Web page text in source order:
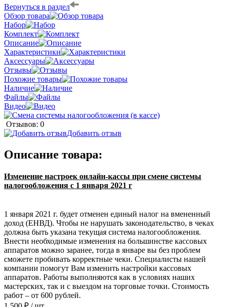
Вернуться в раздел
Обзор товара
Набор
Комплект
Описание
Характеристики
Аксессуары
Отзывы
Похожие товары
Наличие
Файлы
Видео
Отзывов: 0
Добавить отзыв
Описание товара:
Изменение настроек онлайн-кассы при смене системы
налогообложения с 1 января 2021 г
1 января 2021 г. будет отменен единый налог на вмененный
доход (ЕНВД). Чтобы не нарушать законодательство, в чеках
должна быть указана текущая система налогообложения.
Внести необходимые изменения на большинстве кассовых
аппаратов можно заранее, тогда в январе вы без проблем
сможете пробивать корректные чеки. Специалисты нашей
компании помогут Вам изменить настройки кассовых
аппаратов. Работы выполняются как в условиях наших
мастерских, так и с выездом на торговые точки. Стоимость
работ – от 600 рублей.